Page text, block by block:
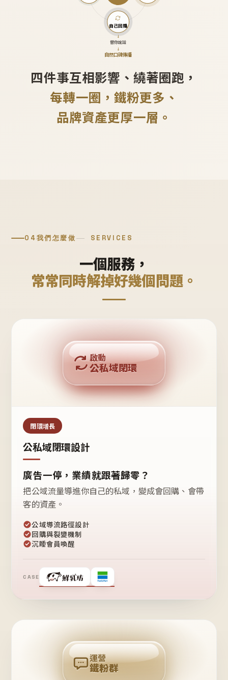
自己回購
↓
替你說話
↓
自然口碑傳播
四件事互相影響、繞著圈跑，
每轉一圈，鐵粉更多、
品牌資產更厚一層。
04我們怎麼做 SERVICES
一個服務，
常常同時解掉好幾個問題。
公域流量
私域鐵粉
回購複利
啟動
公私域閉環
閉環增長
公私域閉環設計
廣告一停，業績就跟著歸零？
把公域流量導進你自己的私域，變成會回購、會帶
客的資產。
公域導流路徑設計
回購與裂變機制
沉睡會員喚醒
CASE
❤
粉
回
購
運營
鐵粉群